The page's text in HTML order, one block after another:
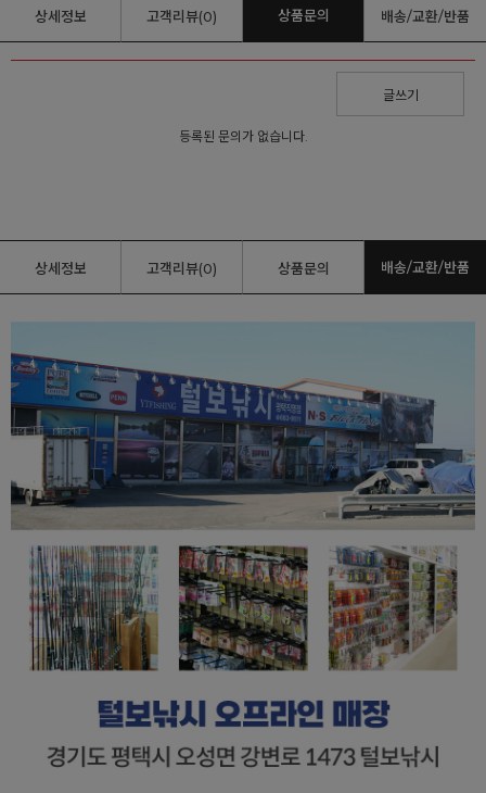
상세정보 고객리뷰(0) 상품문의 배송/교환/반품
글쓰기
등록된 문의가 없습니다.
상세정보 고객리뷰(0) 상품문의 배송/교환/반품